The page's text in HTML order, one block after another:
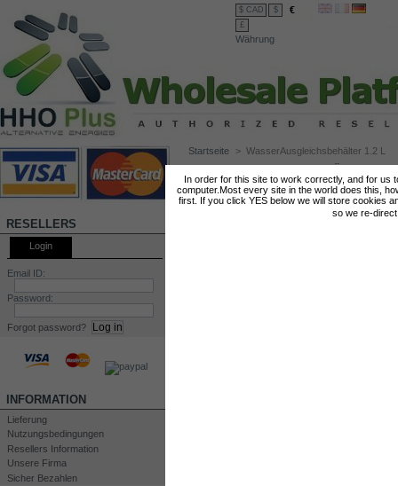
In order for this site to work correctly, and for us
computer.Most every site in the world does this,
first. If you click YES below we will store cookies
so we re-
$ CAD $ €
£
Währung
RESELLERS
Login
Email ID:
Password:
Forgot password?
INFORMATION
Lieferung
Nutzungsbedingungen
Resellers Information
Unsere Firma
Sicher Bezahlen
Startseite > WasserAusgleichsbehälter 1.2 L